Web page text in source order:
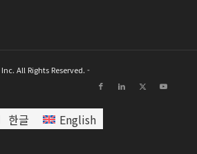
All Rights Reserved. -
한글 English